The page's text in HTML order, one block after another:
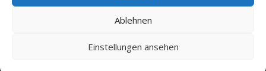
Ablehnen
Einstellungen ansehen
Linkedin Mastodon
©2025 Paddel Grafik Amrum